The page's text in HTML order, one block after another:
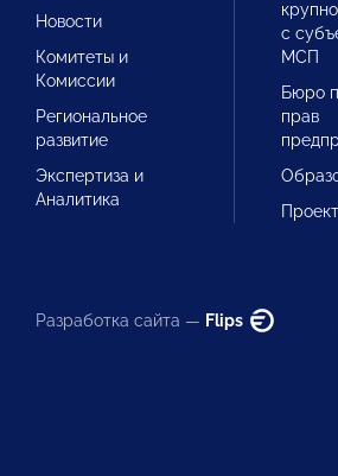
Новости
Комитеты и
Комиссии
Региональное
развитие
Экспертиза и
Аналитика
с
МСП
Бюро
прав
Разработка сайта — Flips